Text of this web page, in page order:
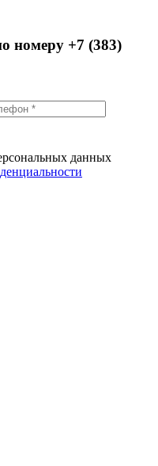
номеру +7 (383)
данных